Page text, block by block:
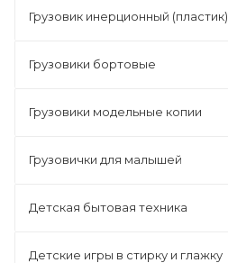
Грузовик инерционный (пластик)
Грузовики бортовые
Грузовики модельные копии
Грузовички для малышей
Детская бытовая техника
Детские игры в стирку и глажку